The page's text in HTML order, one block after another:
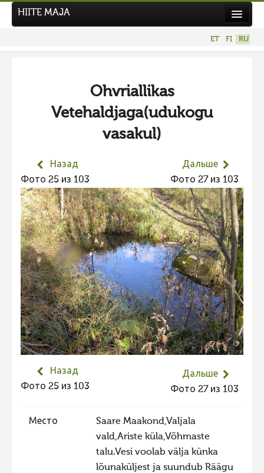
Hiite kuvavõistlus 2026
ПРЕДЫДУЩИЕ КОНКУРСЫ
Фотоконкурс 2025
Фотоконкурс 2024
Не учитываются 2024
Видео 2024
Фотоконкурс 2023
Не учитываются 2023
Видео 2023
Фотоконкурс 2022
Не учитываются 2022
Фотоконкурс 2020
Фотоконкурс 2019
HIITE MAJA
ET FI RU
Ohvriallikas
Vetehaldjaga(udukogu
vasakul)
Назад
Фото 25 из 103
Дальше
Фото 27 из 103
Назад
Фото 25 из 103
Дальше
Фото 27 из 103
Место
Saare Maakond,Valjala
vald,Ariste küla,Võhmaste
talu.Vesi voolab välja künka
lõunaküljest ja suundub Räägu